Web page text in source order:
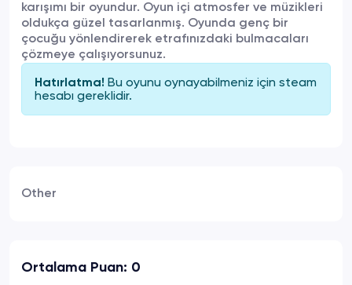
karışımı bir oyundur. Oyun içi atmosfer ve müzikleri
oldukça güzel tasarlanmış. Oyunda genç bir
çocuğu yönlendirerek etrafınızdaki bulmacaları
çözmeye çalışıyorsunuz.
Hatırlatma! Bu oyunu oynayabilmeniz için steam
hesabı gereklidir.
Other
Ortalama Puan: 0